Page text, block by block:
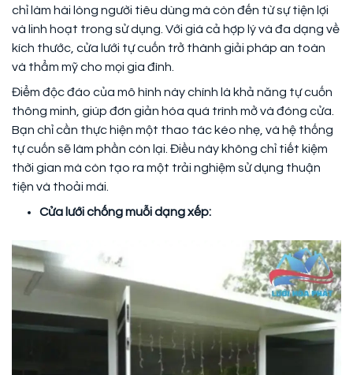
chỉ làm hài lòng người tiêu dùng mà còn đến từ sự tiện lợi
và linh hoạt trong sử dụng. Với giá cả hợp lý và đa dạng về
kích thước, cửa lưới tự cuốn trở thành giải pháp an toàn
và thẩm mỹ cho mọi gia đình.
Điểm độc đáo của mô hình này chính là khả năng tự cuốn
thông minh, giúp đơn giản hóa quá trình mở và đóng cửa.
Bạn chỉ cần thực hiện một thao tác kéo nhẹ, và hệ thống
tự cuốn sẽ làm phần còn lại. Điều này không chỉ tiết kiệm
thời gian mà còn tạo ra một trải nghiệm sử dụng thuận
tiện và thoải mái.
Cửa lưới chống muỗi dạng xếp: